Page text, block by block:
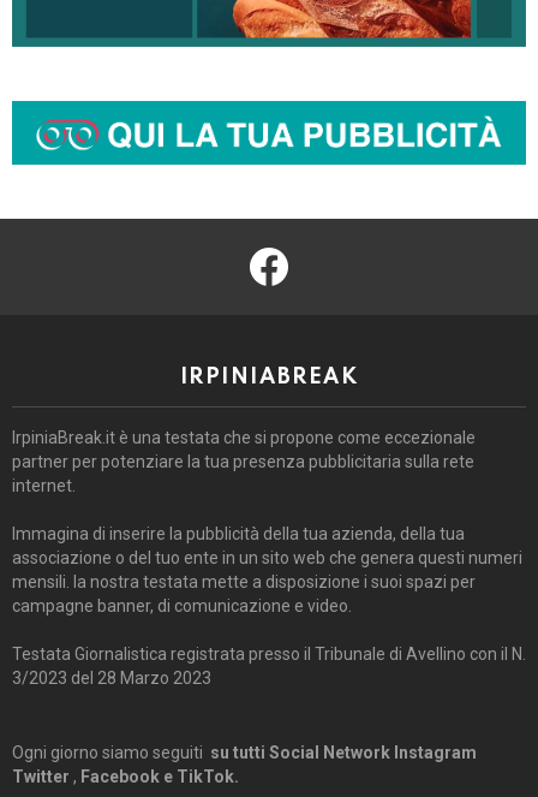
facebook
IRPINIABREAK
IrpiniaBreak.it è una testata che si propone come eccezionale
partner per potenziare la tua presenza pubblicitaria sulla rete
internet.
Immagina di inserire la pubblicità della tua azienda, della tua
associazione o del tuo ente in un sito web che genera questi numeri
mensili. la nostra testata mette a disposizione i suoi spazi per
campagne banner, di comunicazione e video.
Testata Giornalistica registrata presso il Tribunale di Avellino con il N.
3/2023 del 28 Marzo 2023
Ogni giorno siamo seguiti su tutti Social Network Instagram
Twitter , Facebook e TikTok.